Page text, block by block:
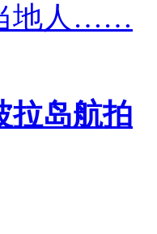
地人……
拉岛航拍